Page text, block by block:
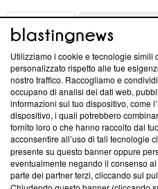
ABOUT
Questa sezione offre
News, sui nostri processi
creare news di qualità. Inoltre,
‘Trust Project - News with
ancora membro del
parte; Trust Project non ha
conformità agli standard.
Su di noi
Utilizziamo i cookie e tecnologie simili
personalizzato rispetto alle tue
nostro traffico. Raccogliamo e
occupano di analisi dei dati web,
informazioni sul tuo dispositivo, come
dispositivo, i quali potrebbero
fornito loro o che hanno raccolto dal
acconsentire all’uso di tali tecnologie
presente su questo banner oppure
eventualmente negando il consenso
parte dei partner terzi, cliccando sul